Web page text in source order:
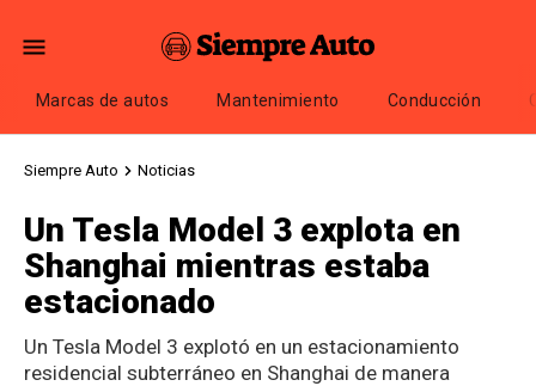
Marcas de autos Mantenimiento Conducción
Siempre Auto Noticias
Un Tesla Model 3 explota en
Shanghai mientras estaba
estacionado
Un Tesla Model 3 explotó en un estacionamiento
residencial subterráneo en Shanghai de manera